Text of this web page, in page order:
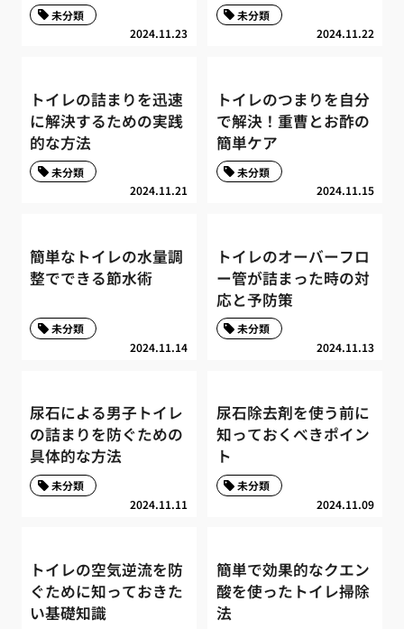
2024.11.23
未分類
2024.11.22
未分類
トイレの詰まりを迅速
に解決するための実践
的な方法
2024.11.21
未分類
トイレのつまりを自分
で解決！重曹とお酢の
簡単ケア
2024.11.15
未分類
簡単なトイレの水量調
整でできる節水術
2024.11.14
未分類
トイレのオーバーフロ
ー管が詰まった時の対
応と予防策
2024.11.13
未分類
尿石による男子トイレ
の詰まりを防ぐための
具体的な方法
2024.11.11
未分類
尿石除去剤を使う前に
知っておくべきポイン
ト
2024.11.09
未分類
トイレの空気逆流を防
ぐために知っておきた
い基礎知識
簡単で効果的なクエン
酸を使ったトイレ掃除
法